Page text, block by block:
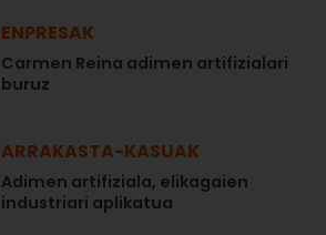
ENPRESAK
Carmen Reina adimen artifizialari
buruz
ARRAKASTA-KASUAK
Adimen artifiziala, elikagaien
industriari aplikatua